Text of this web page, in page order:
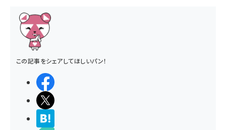
この記事をシェアしてほしいパン！